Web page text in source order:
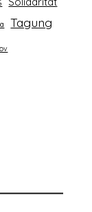
Tagung